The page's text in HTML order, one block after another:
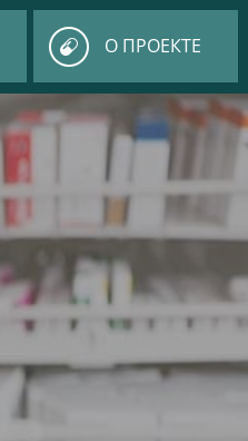
О ПРОЕКТЕ